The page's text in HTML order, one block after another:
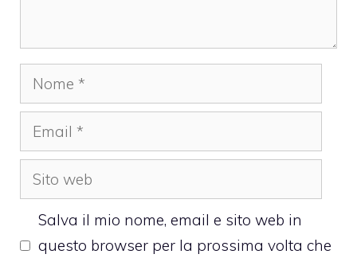
Nome
Email
Sito
web
Salva il mio nome, email e sito web in
questo browser per la prossima volta che